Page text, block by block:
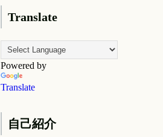
Translate
Powered by
Translate
自己紹介